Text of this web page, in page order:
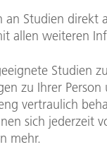
an Studien
allen weiteren
Studien
zu Ihrer
vertraulich
sich jederzeit
mehr.